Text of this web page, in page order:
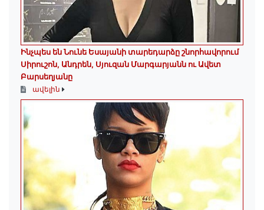
Ինչպես են Նունե Եսայանի տարեդարձը շնորհավորում
Սիրուշոն, Անդրեն, Սյուզան Մարգարյանն ու Ավետ
Բարսեղյանը
ավելին